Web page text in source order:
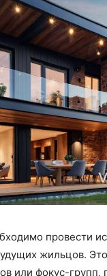
провести
жильцов.
или фокус-групп,